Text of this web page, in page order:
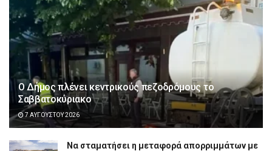
Ο Δήμος πλένει κεντρικούς πεζοδρόμους το
Σαββατοκύριακο
7 ΑΥΓΟΎΣΤΟΥ 2026
Να σταματήσει η μεταφορά απορριμμάτων με